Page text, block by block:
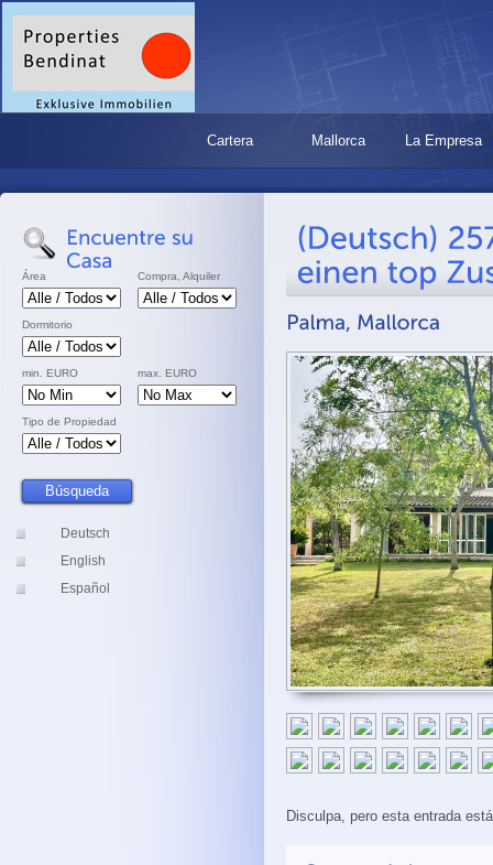
Cartera Mallorca La Empresa
Área Compra, Alquiler
Dormitorio
min. EURO max. EURO
Tipo de Propiedad
Deutsch
English
Español
Disculpa, pero esta entrada